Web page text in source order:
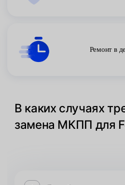
Ремонт в
В каких случаях
замена МКПП для